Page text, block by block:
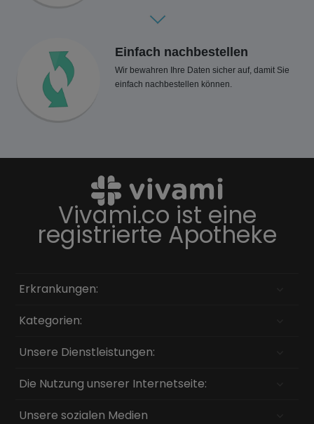
Einfach nachbestellen
Wir bewahren Ihre Daten sicher auf, damit Sie
einfach nachbestellen können.
Vivami.co ist eine
registrierte Apotheke
Erkrankungen:
Kategorien:
Unsere Dienstleistungen:
Die Nutzung unserer Internetseite:
Unsere sozialen Medien